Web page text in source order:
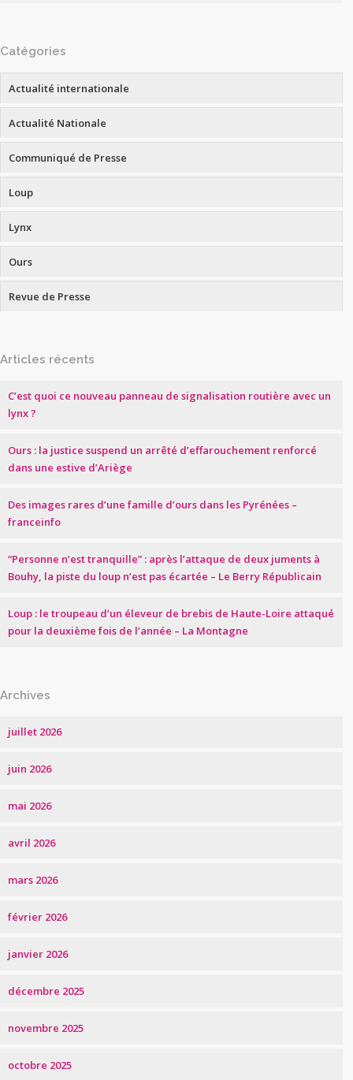
Catégories
Actualité internationale
Actualité Nationale
Communiqué de Presse
Loup
Lynx
Ours
Revue de Presse
Articles récents
C’est quoi ce nouveau panneau de signalisation routière avec un
lynx ?
Ours : la justice suspend un arrêté d’effarouchement renforcé
dans une estive d’Ariège
Des images rares d’une famille d’ours dans les Pyrénées –
franceinfo
“Personne n’est tranquille” : après l’attaque de deux juments à
Bouhy, la piste du loup n’est pas écartée – Le Berry Républicain
Loup : le troupeau d’un éleveur de brebis de Haute-Loire attaqué
pour la deuxième fois de l’année – La Montagne
Archives
juillet 2026
juin 2026
mai 2026
avril 2026
mars 2026
février 2026
janvier 2026
décembre 2025
novembre 2025
octobre 2025